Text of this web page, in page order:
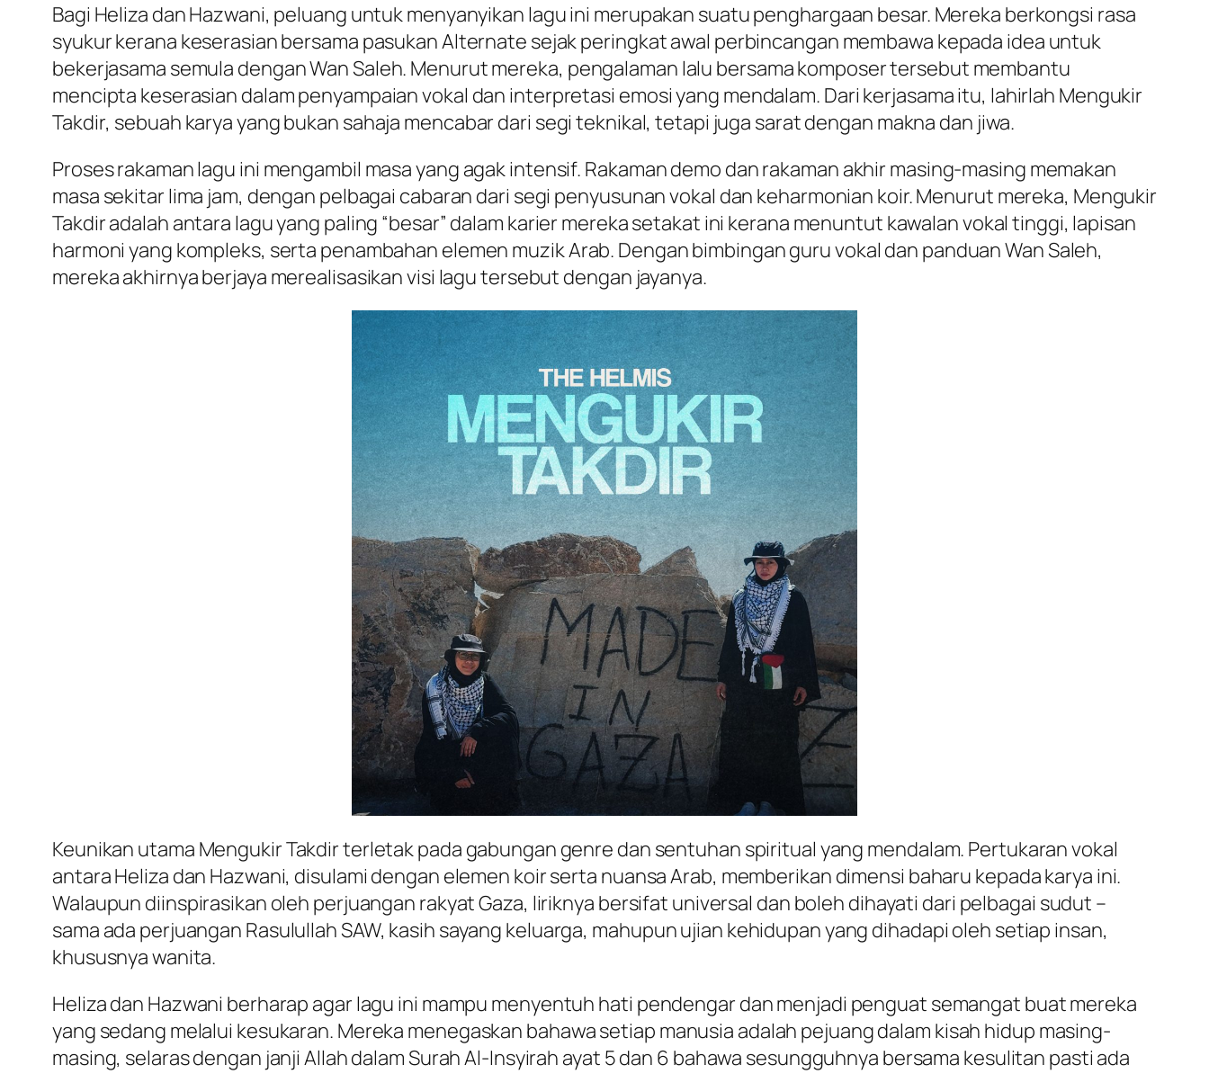
Bagi Heliza dan Hazwani, peluang untuk menyanyikan lagu ini merupakan suatu penghargaan besar. Mereka berkongsi rasa
syukur kerana keserasian bersama pasukan Alternate sejak peringkat awal perbincangan membawa kepada idea untuk
bekerjasama semula dengan Wan Saleh. Menurut mereka, pengalaman lalu bersama komposer tersebut membantu
mencipta keserasian dalam penyampaian vokal dan interpretasi emosi yang mendalam. Dari kerjasama itu, lahirlah Mengukir
Takdir, sebuah karya yang bukan sahaja mencabar dari segi teknikal, tetapi juga sarat dengan makna dan jiwa.
Proses rakaman lagu ini mengambil masa yang agak intensif. Rakaman demo dan rakaman akhir masing-masing memakan
masa sekitar lima jam, dengan pelbagai cabaran dari segi penyusunan vokal dan keharmonian koir. Menurut mereka, Mengukir
Takdiradalah antara lagu yang paling “besar” dalam karier mereka setakat ini kerana menuntut kawalan vokal tinggi, lapisan
harmoni yang kompleks, serta penambahan elemen muzik Arab. Dengan bimbingan guru vokal dan panduan Wan Saleh,
mereka akhirnya berjaya merealisasikan visi lagu tersebut dengan jayanya.
Keunikan utama Mengukir Takdirterletak pada gabungan genre dan sentuhan spiritual yang mendalam. Pertukaran vokal
antara Heliza dan Hazwani, disulami dengan elemen koir serta nuansa Arab, memberikan dimensi baharu kepada karya ini.
Walaupun diinspirasikan oleh perjuangan rakyat Gaza, liriknya bersifat universal dan boleh dihayati dari pelbagai sudut –
sama ada perjuangan Rasulullah SAW, kasih sayang keluarga, mahupun ujian kehidupan yang dihadapi oleh setiap insan,
khususnya wanita.
Heliza dan Hazwani berharap agar lagu ini mampu menyentuh hati pendengar dan menjadi penguat semangat buat mereka
yang sedang melalui kesukaran. Mereka menegaskan bahawa setiap manusia adalah pejuang dalam kisah hidup masing-
masing, selaras dengan janji Allah dalam Surah Al-Insyirah ayat 5 dan 6 bahawa sesungguhnya bersama kesulitan pasti ada